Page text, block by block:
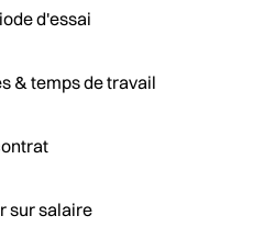
d'essai
& temps de travail
sur salaire